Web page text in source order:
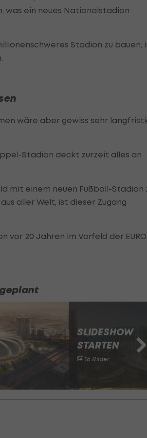
was ein neues Nationalstadion
Stadion zu bauen,
wäre aber gewiss sehr
Stadion deckt zurzeit alles an
mit einem neuen Fußball-Stadion
aller Welt, ist dieser Zugang
vor 20 Jahren im Vorfeld der EURO
SLIDESHOW
STARTEN
16 Bilder